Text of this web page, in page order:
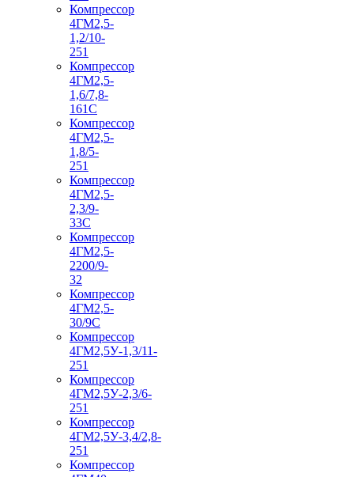
Компрессор
4ГМ2,5-
1,2/10-
251
Компрессор
4ГМ2,5-
1,6/7,8-
161С
Компрессор
4ГМ2,5-
1,8/5-
251
Компрессор
4ГМ2,5-
2,3/9-
33С
Компрессор
4ГМ2,5-
2200/9-
32
Компрессор
4ГМ2,5-
30/9С
Компрессор
4ГМ2,5У-1,3/11-
251
Компрессор
4ГМ2,5У-2,3/6-
251
Компрессор
4ГМ2,5У-3,4/2,8-
251
Компрессор